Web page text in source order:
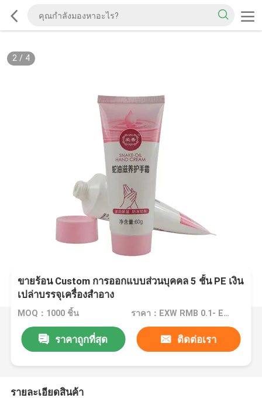
2/ 4
ขายร้อน Custom การออกแบบส่วนบุคคล 5 ชั้น PE เงิน
เปล่าบรรจุเครื่องสําอาง
MOQ：1000 ชิ้น ราคา：EXW RMB 0.1- EXW RMB 5
ราคาถูกที่สุด ติดต่อเรา
รายละเอียดสินค้า